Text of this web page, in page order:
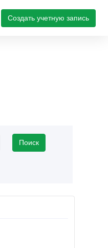
Создать учетную запись
Поиск